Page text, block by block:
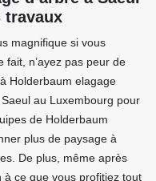
travaux
magnifique si vous
fait, n’ayez pas peur de
Holderbaum elagage
au Luxembourg pour
de Holderbaum
plus de paysage à
De plus, même après
ce que vous profitiez tout